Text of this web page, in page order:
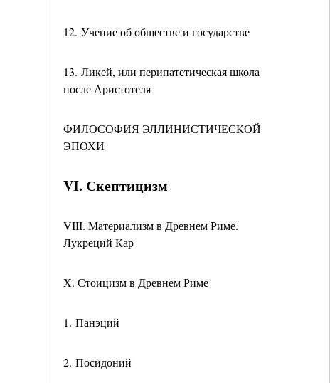
12. Учение об обществе и государстве
13. Ликей, или перипатетическая школа
после Аристотеля
ФИЛОСОФИЯ ЭЛЛИНИСТИЧЕСКОЙ
ЭПОХИ
VI. Скептицизм
VIII. Материализм в Древнем Риме.
Лукреций Кар
X. Стоицизм в Древнем Риме
1. Панэций
2. Посидоний